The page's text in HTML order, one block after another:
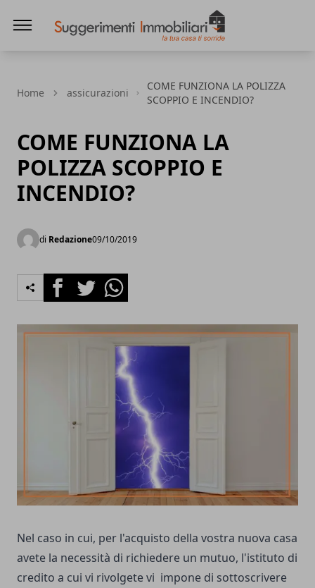
Home assicurazioni
COME FUNZIONA LA POLIZZA
SCOPPIO E INCENDIO?
COME FUNZIONA LA
POLIZZA SCOPPIO E
INCENDIO?
di Redazione09/10/2019
FacebookTwitterWhatsapp
Nel caso in cui, per l'acquisto della vostra nuova casa
avete la necessità di richiedere un mutuo, l'istituto di
credito a cui vi rivolgete vi impone di sottoscrivere